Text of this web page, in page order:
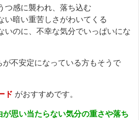
つ感に襲われ、落ち込む
い暗い重苦しさがわいてくる
いのに、不幸な気分でいっぱいにな
不安定になっている方もそうで
ド がおすすめです。
思い当たらない気分の重さや落ち